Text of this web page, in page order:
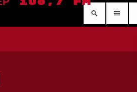
search menu